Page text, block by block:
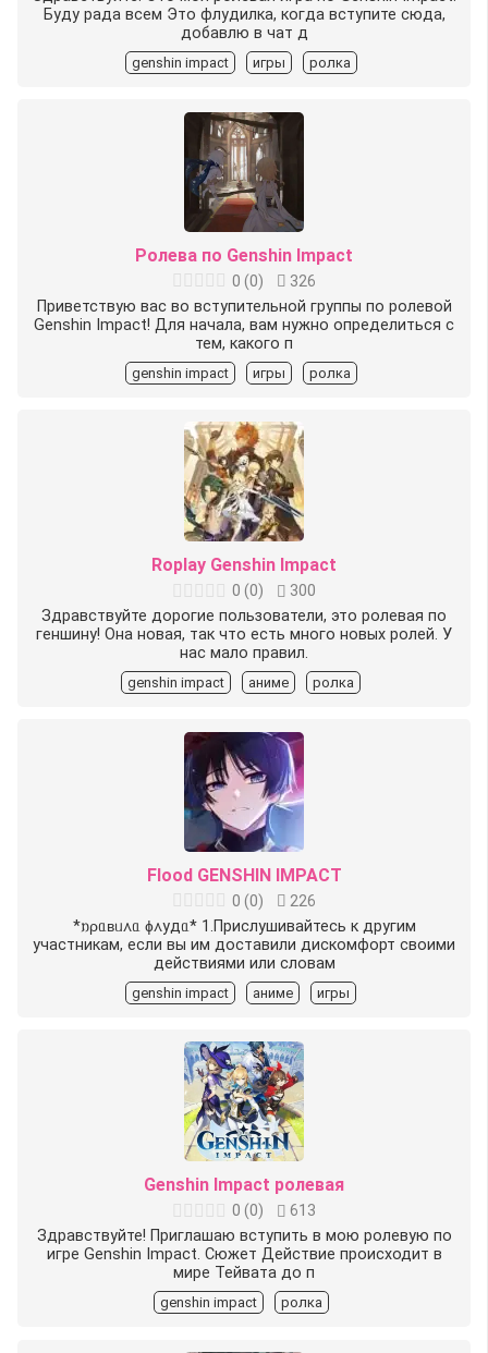
Буду рада всем Это флудилка, когда вступите сюда,
добавлю в чат д
genshin impact игры ролка
Ролева по Genshin Impact
0 (0)
326
Приветствую вас во вступительной группы по ролевой
Genshin Impact! Для начала, вам нужно определиться с
тем, какого п
genshin impact игры ролка
Roplay Genshin Impact
0 (0)
300
Здравствуйте дорогие пользователи, это ролевая по
геншину! Она новая, так что есть много новых ролей. У
нас мало правил.
genshin impact аниме ролка
Flood GENSHIN IMPACT
0 (0)
226
*𐌿ρᥲʙᥙ᧘ᥲ ɸ᧘удᥲ* 1.Прислушивайтесь к другим
участникам, если вы им доставили дискомфорт своими
действиями или словам
genshin impact аниме игры
Genshin Impact ролевая
0 (0)
613
Здравствуйте! Приглашаю вступить в мою ролевую по
игре Genshin Impact. Сюжет Действие происходит в
мире Тейвата до п
genshin impact ролка